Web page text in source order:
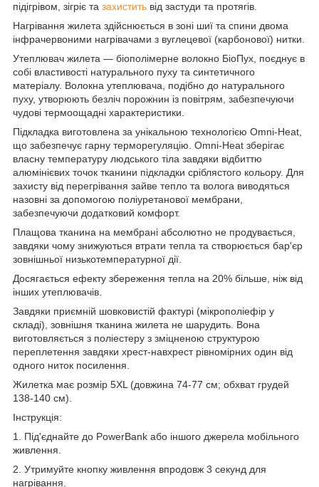
підігрівом, зігріє та захистить від застуди та протягів.
Нагрівання жилета здійснюється в зоні шиї та спини двома
інфрачервоними нагрівачами з вуглецевої (карбонової) нитки.
Утеплювач жилета — біополімерне волокно БіоПух, поєднує в
собі властивості натурального пуху та синтетичного
матеріалу. Волокна утеплювача, подібно до натурального
пуху, утворюють безліч порожнин із повітрям, забезпечуючи
чудові термоощадні характеристики.
Підкладка виготовлена за унікальною технологією Omni-Heat,
що забезпечує гарну терморегуляцію. Omni-Heat зберігає
власну температуру людського тіла завдяки відбиттю
алюмінієвих точок тканини підкладки сріблястого кольору. Для
захисту від перегрівання зайве тепло та волога виводяться
назовні за допомогою поліуретанової мембрани,
забезпечуючи додатковий комфорт.
Плащова тканина на мембрані абсолютно не продувається,
завдяки чому знижуються втрати тепла та створюється бар'єр
зовнішньої низькотемпературної дії.
Досягається ефекту збереження тепла на 20% більше, ніж від
інших утеплювачів.
Завдяки приємній шовковистій фактурі (мікрополіефір у
складі), зовнішня тканина жилета не шарудить. Вона
виготовляється з поліестеру з зміцненою структурою
переплетення завдяки хрест-навхрест рівномірних один від
одного ниток посилення.
Жилетка має розмір 5XL (довжина 74-77 см; обхват грудей
138-140 см).
Інструкція:
1. Під'єднайте до PowerBank або іншого джерела мобільного
живлення.
2. Утримуйте кнопку живлення впродовж 3 секунд для
нагрівання.